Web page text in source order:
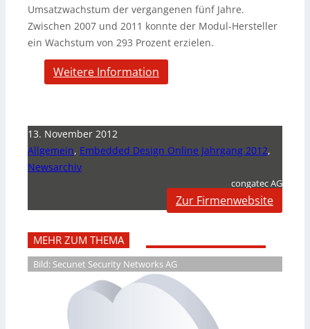
Umsatzwachstum der vergangenen fünf Jahre.
Zwischen 2007 und 2011 konnte der Modul-Hersteller
ein Wachstum von 293 Prozent erzielen.
Weitere Information
13. November 2012
Allgemein, Embedded Design Online Jahrgang 2012,
Newsarchiv
congatec AG
Zur Firmenwebsite
MEHR ZUM THEMA
Bild: Secunet Security Networks AG